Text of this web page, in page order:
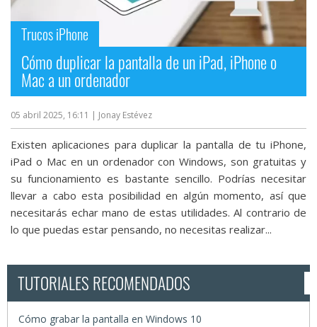
Trucos iPhone
Cómo duplicar la pantalla de un iPad, iPhone o
Mac a un ordenador
05 abril 2025, 16:11 | Jonay Estévez
Existen aplicaciones para duplicar la pantalla de tu iPhone,
iPad o Mac en un ordenador con Windows, son gratuitas y
su funcionamiento es bastante sencillo. Podrías necesitar
llevar a cabo esta posibilidad en algún momento, así que
necesitarás echar mano de estas utilidades. Al contrario de
lo que puedas estar pensando, no necesitas realizar...
TUTORIALES RECOMENDADOS
Cómo grabar la pantalla en Windows 10